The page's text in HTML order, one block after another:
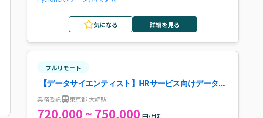
気になる 詳細を見る
フルリモート
【データサイエンティスト】HRサービス向けデータア
ナリスト案件
業務委託 東京都 大崎駅
720,000 ~ 750,000 円/月額